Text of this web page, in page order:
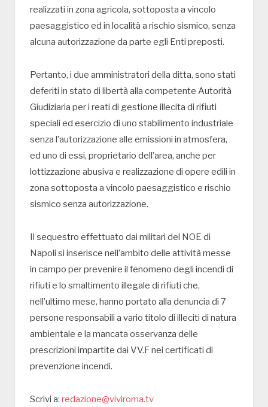
realizzati in zona agricola, sottoposta a vincolo
paesaggistico ed in località a rischio sismico, senza
alcuna autorizzazione da parte egli Enti preposti.
Pertanto, i due amministratori della ditta, sono stati
deferiti in stato di libertà alla competente Autorità
Giudiziaria per i reati di gestione illecita di rifiuti
speciali ed esercizio di uno stabilimento industriale
senza l’autorizzazione alle emissioni in atmosfera,
ed uno di essi, proprietario dell’area, anche per
lottizzazione abusiva e realizzazione di opere edili in
zona sottoposta a vincolo paesaggistico e rischio
sismico senza autorizzazione.
Il sequestro effettuato dai militari del NOE di
Napoli si inserisce nell’ambito delle attività messe
in campo per prevenire il fenomeno degli incendi di
rifiuti e lo smaltimento illegale di rifiuti che,
nell’ultimo mese, hanno portato alla denuncia di 7
persone responsabili a vario titolo di illeciti di natura
ambientale e la mancata osservanza delle
prescrizioni impartite dai VV.F nei certificati di
prevenzione incendi.
Scrivi a: redazione@viviroma.tv